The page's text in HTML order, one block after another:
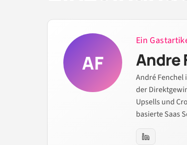
AF
Ein
Andre
André
der
Upsells und
basierte Saas